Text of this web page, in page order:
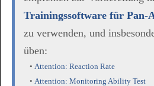
Trainingssoftware für Pan-
zu verwenden, und
üben:
• Attention: Reaction Rate
• Attention: Monitoring Ability Test